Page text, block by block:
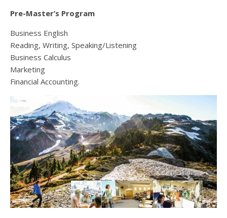
Pre-Master’s Program
Business English
Reading, Writing, Speaking/Listening
Business Calculus
Marketing
Financial Accounting.